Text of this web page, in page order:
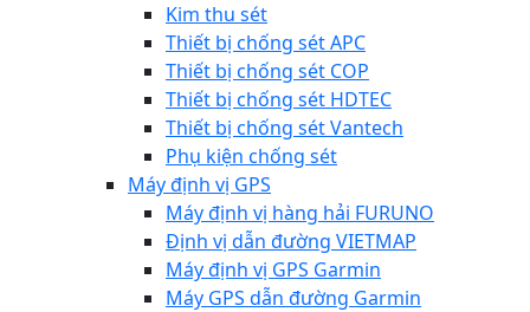
Kim thu sét
Thiết bị chống sét APC
Thiết bị chống sét COP
Thiết bị chống sét HDTEC
Thiết bị chống sét Vantech
Phụ kiện chống sét
Máy định vị GPS
Máy định vị hàng hải FURUNO
Định vị dẫn đường VIETMAP
Máy định vị GPS Garmin
Máy GPS dẫn đường Garmin